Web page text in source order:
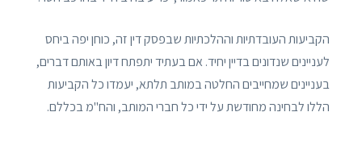
הקביעות העובדתיות וההלכתיות שבפסק דין זה, כוחן יפה ביחס
לעניינים שנדונים בדיין יחיד. אם בעתיד יתפתח דיון באותם דברים,
בעניינים שמחייבים החלטה במותב תלתא, יעמדו כל הקביעות
הללו לבחינה מחודשת על ידי כל חברי המותב, והח"מ בכללם.